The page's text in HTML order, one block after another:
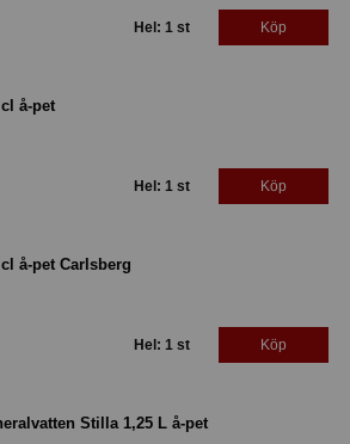
Hel: 1 st Köp
å-pet
Hel: 1 st Köp
å-pet Carlsberg
Hel: 1 st Köp
Stilla 1,25 L å-pet